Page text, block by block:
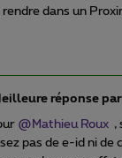
dans un
réponse par
@Mathieu Roux ,
pas de e-id ni de